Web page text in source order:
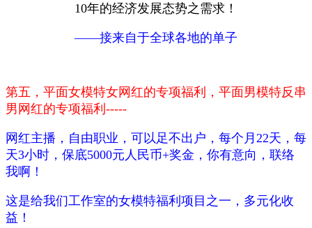
10年的经济发展态势之需求！
——接来自于全球各地的单子
第五，平面女模特女网红的专项福利，平面男模特反串
男网红的专项福利-----
网红主播，自由职业，可以足不出户，每个月22天，每
天3小时，保底5000元人民币+奖金，你有意向，联络
我啊！
这是给我们工作室的女模特福利项目之一，多元化收
益！